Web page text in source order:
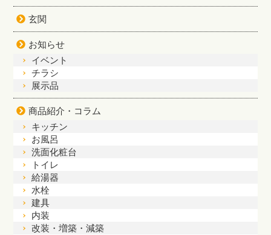
玄関
お知らせ
イベント
チラシ
展示品
商品紹介・コラム
キッチン
お風呂
洗面化粧台
トイレ
給湯器
水栓
建具
内装
改装・増築・減築